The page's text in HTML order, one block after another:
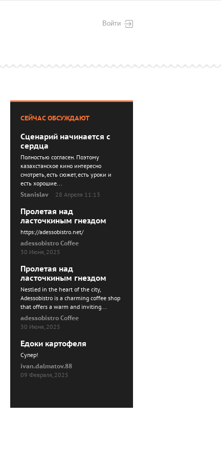
Войти
СЕЙЧАС ОБСУЖДАЮТ
Сценарий начинается с
сердца
Полностью согласен. Поэтому
казахстанское кино интересно
смотреть, есть сюжет, есть уроки и
есть хорошие...
Stanislav
28 Апреля 11:13
Пролетая над
ласточкиным гнездом
https://adessobistro.net/
adessobistro Coffee
30 Июня, 2025
Пролетая над
ласточкиным гнездом
Nestled in the heart of the city,
Adessobistro is a charming coffee shop
that offers a warm and inviting...
adessobistro Coffee
30 Июня, 2025
Едоки картофеля
Cупер!
ivan.dalmatov.88
09 Февраля, 2025